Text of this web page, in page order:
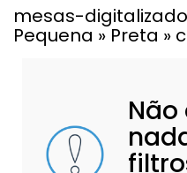
mesas-
Pequena » Preta »